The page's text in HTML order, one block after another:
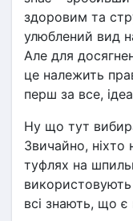
здоровим та
улюблений вид
Але для
це належить
перш за все,
Ну що тут
Звичайно,
туфлях на
всі знають, що є